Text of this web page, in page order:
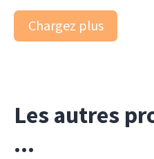
Chargez plus
Les autres
...